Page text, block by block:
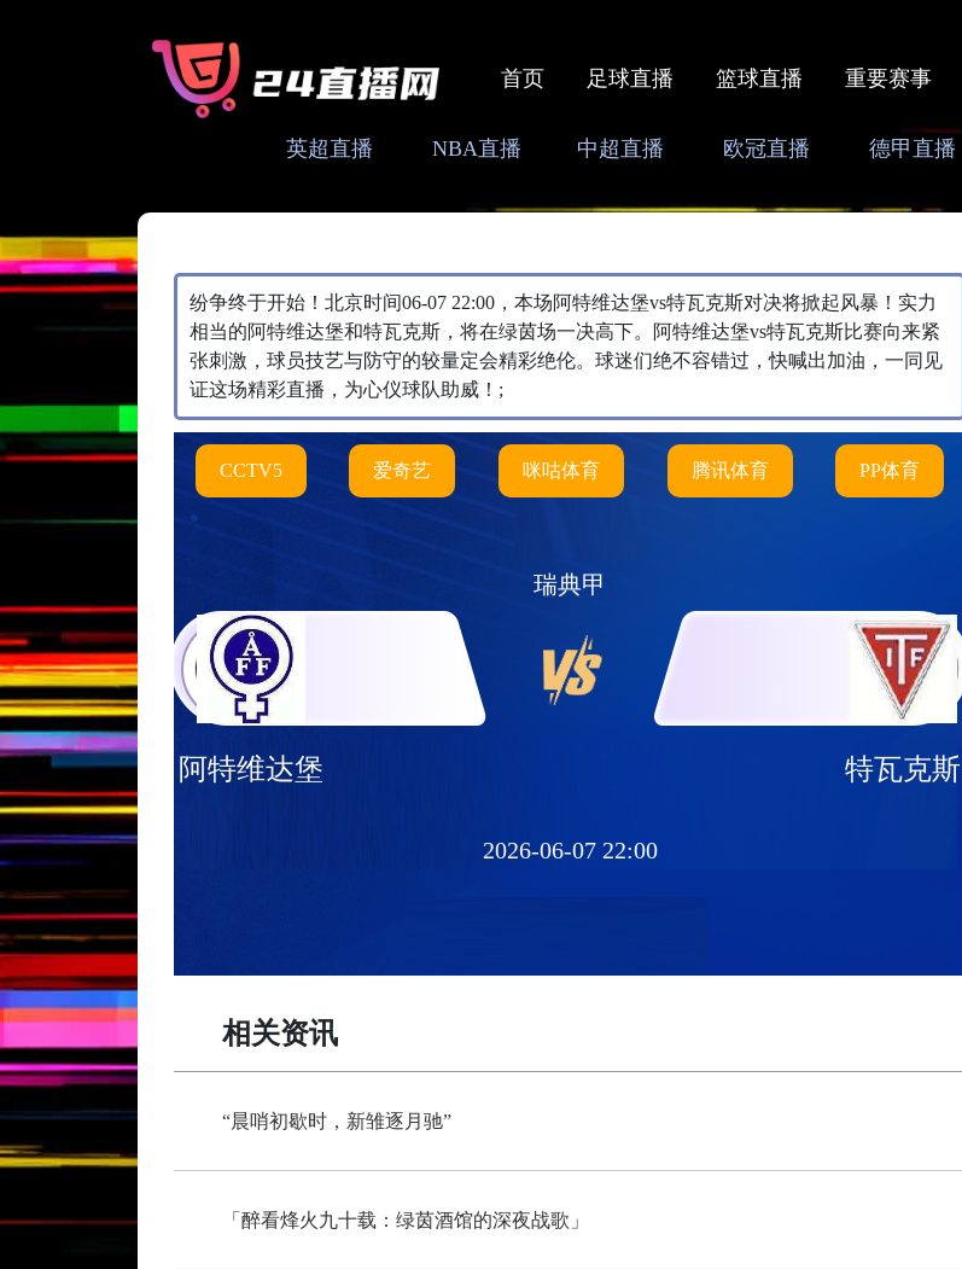
首页 足球直播 篮球直播 重要赛事
英超直播 NBA直播 中超直播 欧冠直播 德甲直播
纷争终于开始！北京时间06-07 22:00，本场阿特维达堡vs特瓦克斯对决将掀起风暴！实力
相当的阿特维达堡和特瓦克斯，将在绿茵场一决高下。阿特维达堡vs特瓦克斯比赛向来紧
张刺激，球员技艺与防守的较量定会精彩绝伦。球迷们绝不容错过，快喊出加油，一同见
证这场精彩直播，为心仪球队助威！;
CCTV5 爱奇艺 咪咕体育 腾讯体育 PP体育
瑞典甲
阿特维达堡 特瓦克斯
2026-06-07 22:00
相关资讯
“晨哨初歇时，新雏逐月驰”
「醉看烽火九十载：绿茵酒馆的深夜战歌」